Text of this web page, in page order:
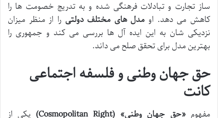
ساز تجارت و تبادلات فرهنگی شده و به تدریج خصومت ها را
کاهش می دهد. او مدل های مختلف دولتی را از منظر میزان
نزدیکی شان به این ایده آل ها بررسی می کند و جمهوری را
بهترین مدل برای تحقق صلح می داند.
حق جهان وطنی و فلسفه اجتماعی
کانت
مفهوم«حق جهان وطنی» (Cosmopolitan Right)
یکی از